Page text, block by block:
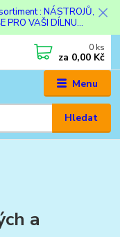
: NÁSTROJŮ,
PRO VAŠI DÍLNU...
Menu
Hledat
0 ks
za 0,00 Kč
a